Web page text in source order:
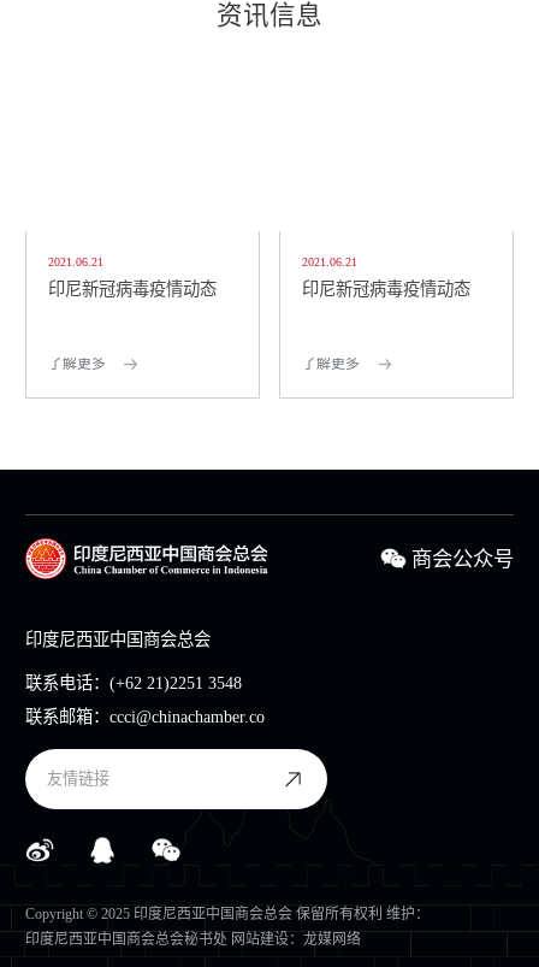
资讯信息
2021.06.21
印尼新冠病毒疫情动态
了解更多
2021.06.21
印尼新冠病毒疫情动态
了解更多
商会公众号
印度尼西亚中国商会总会
联系电话： (+62 21)2251 3548
联系邮箱： ccci@chinachamber.co
友情链接
Copyright © 2025 印度尼西亚中国商会总会 保留所有权利 维护：
印度尼西亚中国商会总会秘书处 网站建设： 龙媒网络